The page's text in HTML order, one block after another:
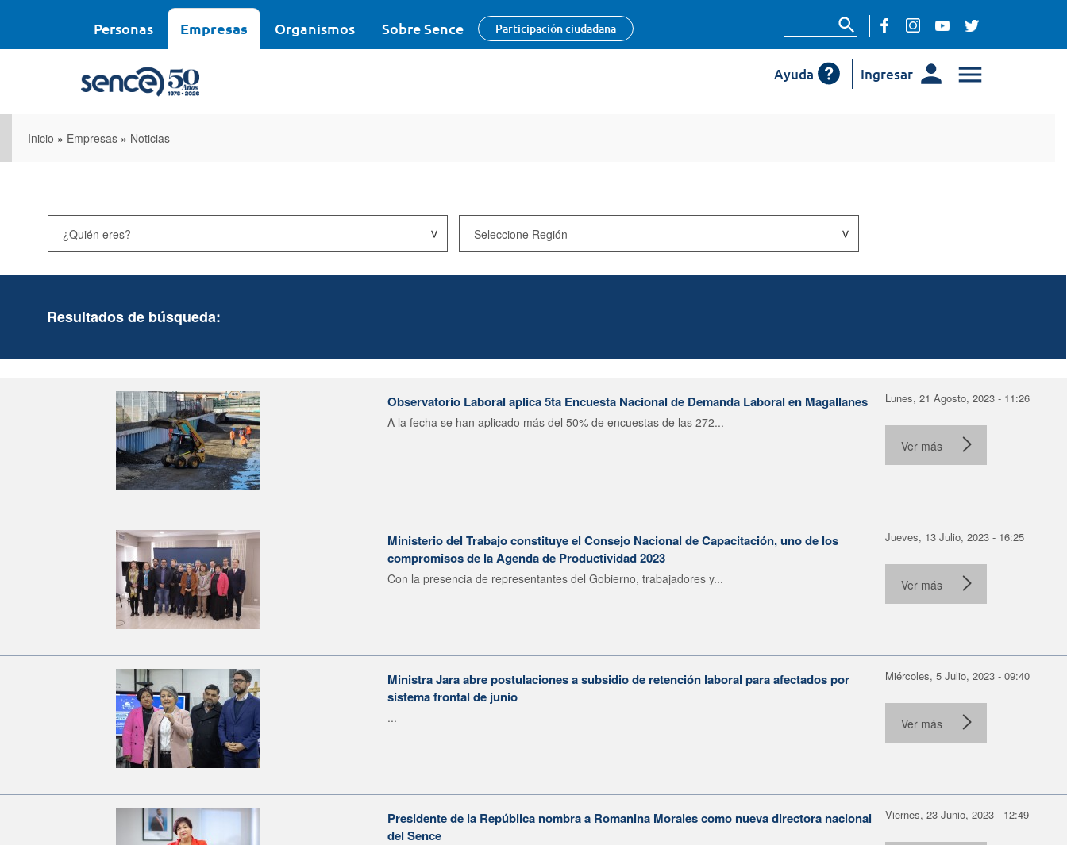
Personas Empresas Organismos Sobre Sence Participación ciudadana
Ingresar
Ayuda
Inicio » Empresas » Noticias
Resultados de búsqueda:
Observatorio Laboral aplica 5ta Encuesta Nacional de Demanda Laboral en Magallanes
A la fecha se han aplicado más del 50% de encuestas de las 272...
Lunes, 21 Agosto, 2023 - 11:26
Ver más
Ministerio del Trabajo constituye el Consejo Nacional de Capacitación, uno de los
compromisos de la Agenda de Productividad 2023
Con la presencia de representantes del Gobierno, trabajadores y...
Jueves, 13 Julio, 2023 - 16:25
Ver más
Ministra Jara abre postulaciones a subsidio de retención laboral para afectados por
sistema frontal de junio
...
Miércoles, 5 Julio, 2023 - 09:40
Ver más
Presidente de la República nombra a Romanina Morales como nueva directora nacional
del Sence
Viernes, 23 Junio, 2023 - 12:49